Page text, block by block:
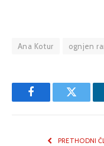
Ana Kotur ognjen
FacebookTwitter
PRETHODNI